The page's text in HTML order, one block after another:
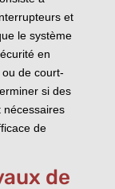
et
le système
en
de court-
si des
nécessaires
de
de